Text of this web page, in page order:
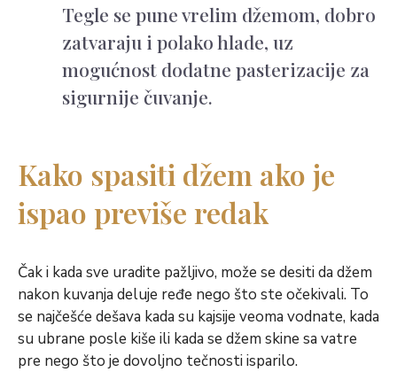
Tegle se pune vrelim džemom, dobro
zatvaraju i polako hlade, uz
mogućnost dodatne pasterizacije za
sigurnije čuvanje.
Kako spasiti džem ako je
ispao previše redak
Čak i kada sve uradite pažljivo, može se desiti da džem
nakon kuvanja deluje ređe nego što ste očekivali. To
se najčešće dešava kada su kajsije veoma vodnate, kada
su ubrane posle kiše ili kada se džem skine sa vatre
pre nego što je dovoljno tečnosti isparilo.